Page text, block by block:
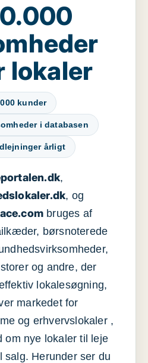
lokaler
kunder
i databasen
årligt
,
, og
bruges af
børsnoterede
og andre, der
lokalesøgning,
markedet for
og erhvervslokaler ,
om nye lokaler til leje
salg. Herunder ser du